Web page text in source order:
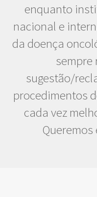
enquanto
nacional e
da doença
sempre
sugestão/
procedimentos
cada vez